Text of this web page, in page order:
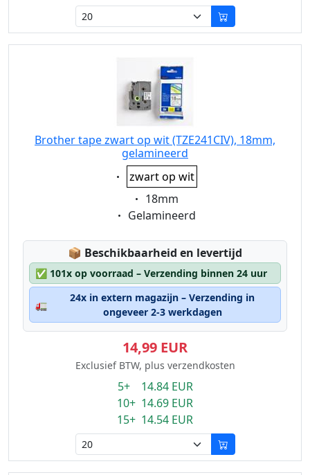
Brother tape zwart op wit (TZE241CIV), 18mm,
gelamineerd
Eigenschaft:
zwart op wit
Eigenschaft:
18mm
Eigenschaft:
Gelamineerd
📦 Lagerstatus:
Beschikbaarheid en levertijd
✅ 101x op voorraad – Verzending binnen 24 uur
🚛
24x in extern magazijn – Verzending in
ongeveer 2-3 werkdagen
14,99 EUR
Exclusief BTW, plus verzendkosten
5+ 14.84 EUR
10+ 14.69 EUR
15+ 14.54 EUR